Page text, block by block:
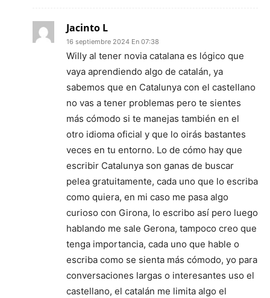
Jacinto L
16 septiembre 2024 En 07:38
Willy al tener novia catalana es lógico que
vaya aprendiendo algo de catalán, ya
sabemos que en Catalunya con el castellano
no vas a tener problemas pero te sientes
más cómodo si te manejas también en el
otro idioma oficial y que lo oirás bastantes
veces en tu entorno. Lo de cómo hay que
escribir Catalunya son ganas de buscar
pelea gratuitamente, cada uno que lo escriba
como quiera, en mi caso me pasa algo
curioso con Girona, lo escribo así pero luego
hablando me sale Gerona, tampoco creo que
tenga importancia, cada uno que hable o
escriba como se sienta más cómodo, yo para
conversaciones largas o interesantes uso el
castellano, el catalán me limita algo el